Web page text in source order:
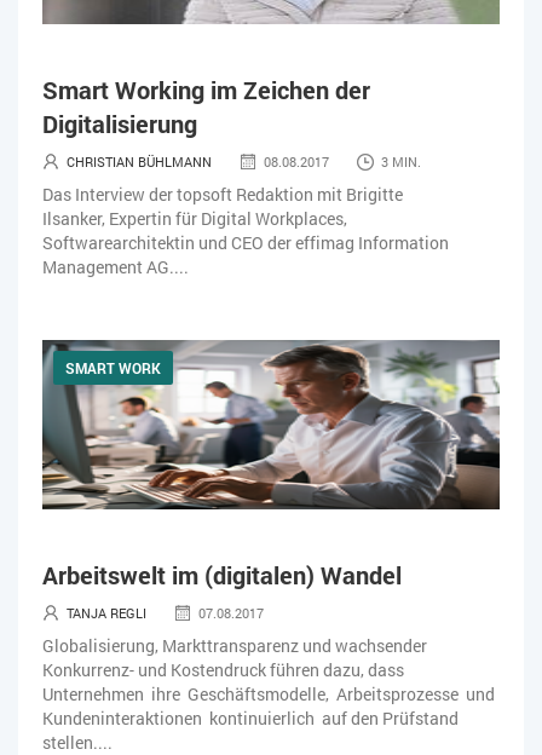
Smart Working im Zeichen der
Digitalisierung
CHRISTIAN BÜHLMANN 08.08.2017 3 MIN.
Das Interview der topsoft Redaktion mit Brigitte
Ilsanker, Expertin für Digital Workplaces,
Softwarearchitektin und CEO der effimag Information
Management AG....
SMART WORK
Arbeitswelt im (digitalen) Wandel
TANJA REGLI 07.08.2017
Globalisierung, Markttransparenz und wachsender
Konkurrenz- und Kostendruck führen dazu, dass
Unternehmen ihre Geschäftsmodelle, Arbeitsprozesse und
Kundeninteraktionen kontinuierlich auf den Prüfstand
stellen....